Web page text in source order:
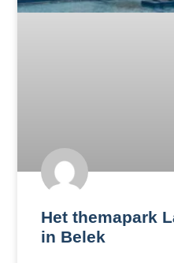
Het themapark
in Belek